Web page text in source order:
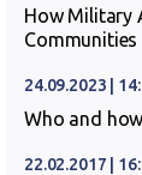
How Military
Communities
24.09.2023 |
Who and
22.02.2017 |